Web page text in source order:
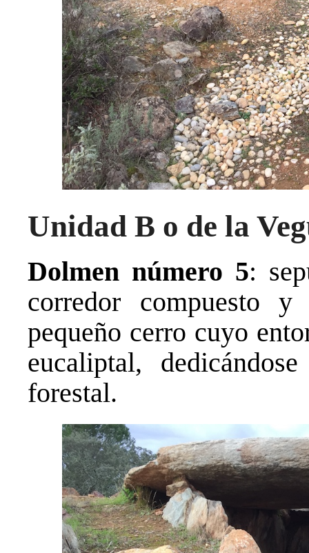
Unidad B o de la
Dolmen número 5:
corredor compuesto
pequeño cerro cuyo
eucaliptal,
forestal.